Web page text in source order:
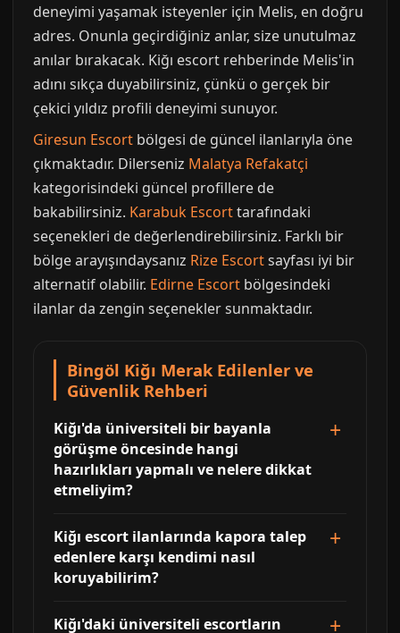
deneyimi yaşamak isteyenler için Melis, en doğru
adres. Onunla geçirdiğiniz anlar, size unutulmaz
anılar bırakacak. Kiğı escort rehberinde Melis'in
adını sıkça duyabilirsiniz, çünkü o gerçek bir
çekici yıldız profili deneyimi sunuyor.
Giresun Escort bölgesi de güncel ilanlarıyla öne
çıkmaktadır. Dilerseniz Malatya Refakatçi
kategorisindeki güncel profillere de
bakabilirsiniz. Karabuk Escorttarafındaki
seçenekleri de değerlendirebilirsiniz. Farklı bir
bölge arayışındaysanız Rize Escortsayfası iyi bir
alternatif olabilir. Edirne Escort bölgesindeki
ilanlar da zengin seçenekler sunmaktadır.
Bingöl Kiğı Merak Edilenler ve
Güvenlik Rehberi
Kiğı'da üniversiteli bir bayanla
görüşme öncesinde hangi
hazırlıkları yapmalı ve nelere dikkat
etmeliyim?
Kiğı escort ilanlarında kapora talep
edenlere karşı kendimi nasıl
koruyabilirim?
Kiğı'daki üniversiteli escortların